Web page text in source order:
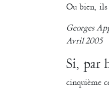
Ou bien, ils
Georges
Avril 2005
Si, par
cinquième